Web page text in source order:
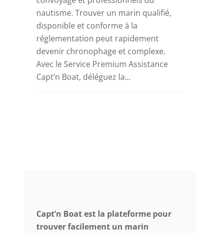
nautisme. Trouver un marin qualifié,
disponible et conforme à la
réglementation peut rapidement
devenir chronophage et complexe.
Avec le Service Premium Assistance
Capt’n Boat, déléguez la...
Capt’n Boat est la plateforme pour
trouver facilement un marin